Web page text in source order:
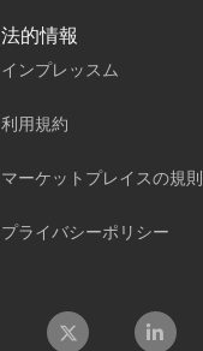
法的情報
インプレッスム
利用規約
マーケットプレイスの規則
プライバシーポリシー